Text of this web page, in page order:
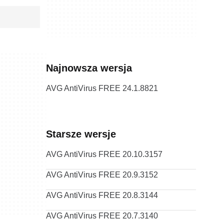
Najnowsza wersja
AVG AntiVirus FREE 24.1.8821
Starsze wersje
AVG AntiVirus FREE 20.10.3157
AVG AntiVirus FREE 20.9.3152
AVG AntiVirus FREE 20.8.3144
AVG AntiVirus FREE 20.7.3140